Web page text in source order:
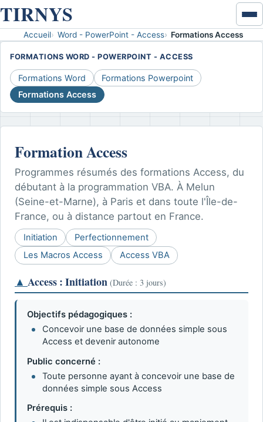
TIRNYS
ou
Accueil
Excel & données
VBA
Développement VBA
Coaching VBA
Word - PowerPoint - Access
Disponibilités
Contact
Accueil Word - PowerPoint - Access Formations Access
FORMATIONS WORD - POWERPOINT - ACCESS
Formations Word
Formations Powerpoint
Formations Access
Formation Access
Programmes résumés des formations Access, du
débutant à la programmation VBA. À Melun
(Seine-et-Marne), à Paris et dans toute l'Île-de-
France, ou à distance partout en France.
Initiation
Perfectionnement
Les Macros Access
Access VBA
▲ Access : Initiation (Durée : 3 jours)
Objectifs pédagogiques :
Concevoir une base de données simple sous
Access et devenir autonome
Public concerné :
Toute personne ayant à concevoir une base de
données simple sous Access
Prérequis :